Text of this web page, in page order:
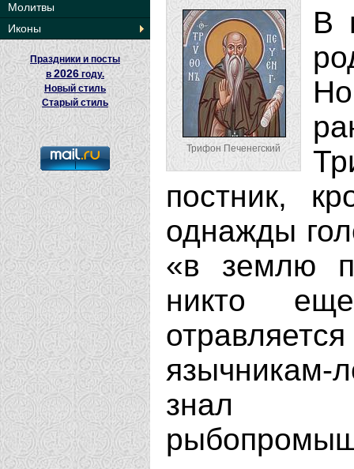
Молитвы
Иконы
Праздники и посты
в 2026 году.
Новый стиль
Старый стиль
Трифон Печенегский
В
постник,
однажды
«в землю
никто
знал